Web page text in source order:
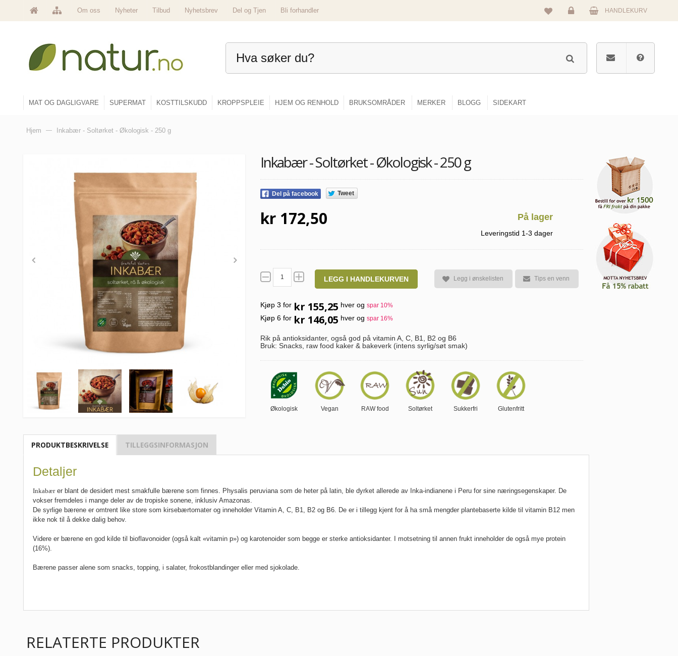
Om oss Nyheter Tilbud Nyhetsbrev Del og Tjen
Bli forhandler
Logg
HANDLEKURV
MAT OG DAGLIGVARE SUPERMAT KOSTTILSKUDD KROPPSPLEIE HJEM OG RENHOLD BRUKSOMRÅDER MERKER BLOGG SIDEKART
Hjem — Inkabær - Soltørket - Økologisk - 250 g
Inkabær - Soltørket - Økologisk - 250 g
Del på facebook Tweet
kr 172,50 På lager
Leveringstid 1-3 dager
LEGG I HANDLEKURVEN Legg i ønskelisten Tips en venn
Kjøp 3 for kr 155,25 hver og spar 10%
Kjøp 6 for kr 146,05 hver og spar 16%
Rik på antioksidanter, også god på vitamin A, C, B1, B2 og B6
Bruk: Snacks, raw food kaker & bakeverk (intens syrlig/søt smak)
Økologisk Vegan RAW food Soltørket Sukkerfri Glutenfritt
PRODUKTBESKRIVELSE TILLEGGSINFORMASJON
Detaljer
Inkabærer blant de desidert mest smakfulle bærene som finnes. Physalis peruviana som de heter på latin, ble dyrket allerede av Inka-indianene i Peru for sine næringsegenskaper. De
vokser fremdeles i mange deler av de tropiske sonene, inklusiv Amazonas.
De syrlige bærene er omtrent like store som kirsebærtomater og inneholder Vitamin A, C, B1, B2 og B6. De er i tillegg kjent for å ha små mengder plantebaserte kilde til vitamin B12 men
ikke nok til å dekke dalig behov.
Videre er bærene en god kilde til bioflavonoider (også kalt «vitamin p») og karotenoider som begge er sterke antioksidanter. I motsetning til annen frukt inneholder de også mye protein
(16%).
Bærene passer alene som snacks, topping, i salater, frokostblandinger eller med sjokolade.
RELATERTE PRODUKTER